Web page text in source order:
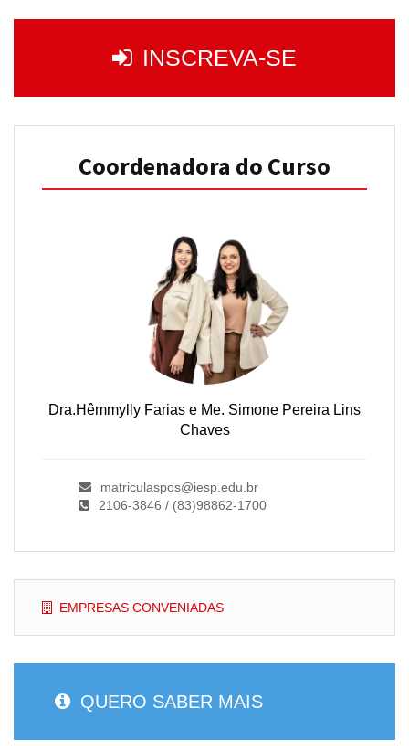
INSCREVA-SE
Coordenadora do Curso
Dra.Hêmmylly Farias e Me. Simone Pereira Lins
Chaves
matriculaspos@iesp.edu.br
2106-3846 / (83)98862-1700
EMPRESAS CONVENIADAS
QUERO SABER MAIS